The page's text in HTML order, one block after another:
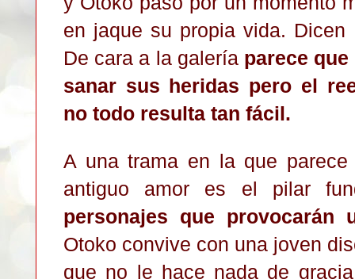
en jaque su propia vida.
De cara a la galería parece
sanar sus heridas pero el
no todo resulta tan fácil.
A una trama en la que
antiguo amor es el pilar
personajes que provocarán
Otoko convive con una joven
que no le hace nada de